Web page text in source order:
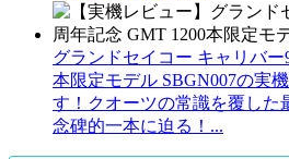
グランドセイコー キャリバー
本限定モデル SBGN007の実
す！クオーツの常識を覆した
念碑的一本に迫る！...